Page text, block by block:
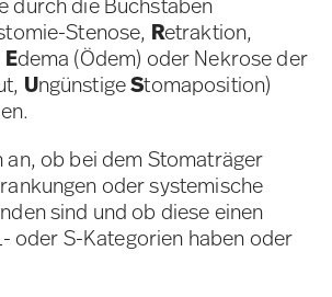
durch die Buchstaben
Stenose, Retraktion,
Edema (Ödem) oder Nekrose der
UngünstigeStomaposition)
an, ob bei dem Stomaträger
oder systemische
sind und ob diese einen
oder S-Kategorien haben oder